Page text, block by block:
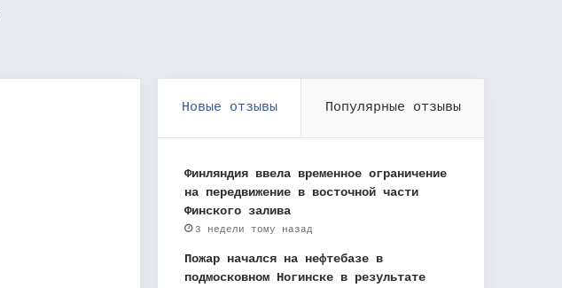
Новые отзывы Популярные отзывы
Финляндия ввела временное ограничение
на передвижение в восточной части
Финского залива
3 недели тому назад
Пожар начался на нефтебазе в
подмосковном Ногинске в результате